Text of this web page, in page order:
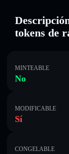
tokens de
MINTEABLE
No
MODIFICABLE
Sí
CONGELABLE